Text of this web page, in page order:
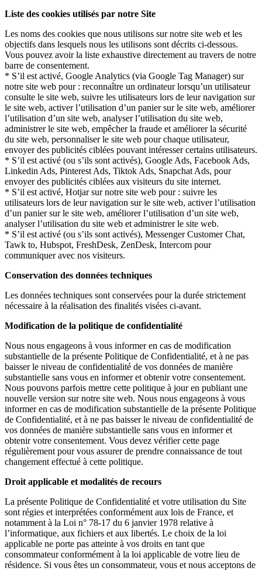
Liste des cookies utilisés par notre Site
Les noms des cookies que nous utilisons sur notre site web et les
objectifs dans lesquels nous les utilisons sont décrits ci-dessous.
Vous pouvez avoir la liste exhaustive directement au travers de notre
barre de consentement.
* S’il est activé, Google Analytics (via Google Tag Manager) sur
notre site web pour : reconnaître un ordinateur lorsqu’un utilisateur
consulte le site web, suivre les utilisateurs lors de leur navigation sur
le site web, activer l’utilisation d’un panier sur le site web, améliorer
l’utilisation d’un site web, analyser l’utilisation du site web,
administrer le site web, empêcher la fraude et améliorer la sécurité
du site web, personnaliser le site web pour chaque utilisateur,
envoyer des publicités ciblées pouvant intéresser certains utilisateurs.
* S’il est activé (ou s’ils sont activés), Google Ads, Facebook Ads,
Linkedin Ads, Pinterest Ads, Tiktok Ads, Snapchat Ads, pour
envoyer des publicités ciblées aux visiteurs du site internet.
* S’il est activé, Hotjar sur notre site web pour : suivre les
utilisateurs lors de leur navigation sur le site web, activer l’utilisation
d’un panier sur le site web, améliorer l’utilisation d’un site web,
analyser l’utilisation du site web et administrer le site web.
* S’il est activé (ou s’ils sont activés), Messenger Customer Chat,
Tawk to, Hubspot, FreshDesk, ZenDesk, Intercom pour
communiquer avec nos visiteurs.
Conservation des données techniques
Les données techniques sont conservées pour la durée strictement
nécessaire à la réalisation des finalités visées ci-avant.
Modification de la politique de confidentialité
Nous nous engageons à vous informer en cas de modification
substantielle de la présente Politique de Confidentialité, et à ne pas
baisser le niveau de confidentialité de vos données de manière
substantielle sans vous en informer et obtenir votre consentement.
Nous pouvons parfois mettre cette politique à jour en publiant une
nouvelle version sur notre site web. Nous nous engageons à vous
informer en cas de modification substantielle de la présente Politique
de Confidentialité, et à ne pas baisser le niveau de confidentialité de
vos données de manière substantielle sans vous en informer et
obtenir votre consentement. Vous devez vérifier cette page
régulièrement pour vous assurer de prendre connaissance de tout
changement effectué à cette politique.
Droit applicable et modalités de recours
La présente Politique de Confidentialité et votre utilisation du Site
sont régies et interprétées conformément aux lois de France, et
notamment à la Loi n° 78-17 du 6 janvier 1978 relative à
l’informatique, aux fichiers et aux libertés. Le choix de la loi
applicable ne porte pas atteinte à vos droits en tant que
consommateur conformément à la loi applicable de votre lieu de
résidence. Si vous êtes un consommateur, vous et nous acceptons de